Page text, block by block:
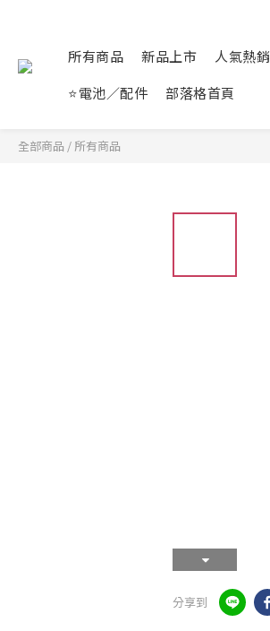
所有商品 新品上市 人氣熱銷
⭐電池／配件
部落格首頁
全部商品 / 所有商品
分享到